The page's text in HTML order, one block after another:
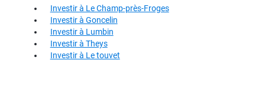
Investir à Le Champ-près-Froges
Investir à Goncelin
Investir à Lumbin
Investir à Theys
Investir à Le touvet